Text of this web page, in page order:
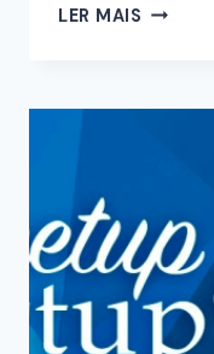
LER MAIS